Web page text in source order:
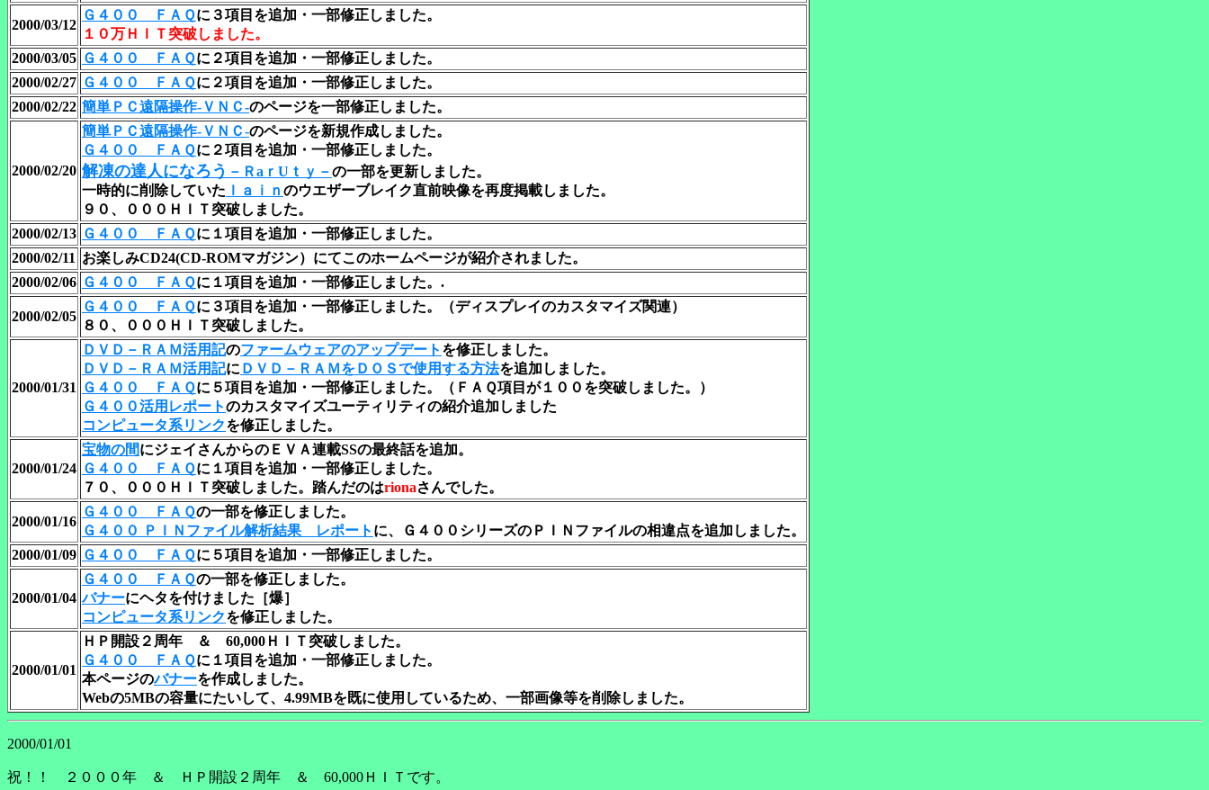
2000/03/12
Ｇ４００ ＦＡＱに３項目を追加・一部修正しました。
１０万ＨＩＴ突破しました。
2000/03/05 Ｇ４００ ＦＡＱに２項目を追加・一部修正しました。
2000/02/27 Ｇ４００ ＦＡＱに２項目を追加・一部修正しました。
2000/02/22 簡単ＰＣ遠隔操作-ＶＮＣ-のページを一部修正しました。
2000/02/20
簡単ＰＣ遠隔操作-ＶＮＣ-のページを新規作成しました。
Ｇ４００ ＦＡＱに２項目を追加・一部修正しました。
解凍の達人になろう －ＲaｒUｔｙ－の一部を更新しました。
一時的に削除していた ｌａｉｎ のウエザーブレイク直前映像を再度掲載しました。
９０、０００ＨＩＴ突破しました。
2000/02/13 Ｇ４００ ＦＡＱに１項目を追加・一部修正しました。
2000/02/11 お楽しみCD24(CD-ROMマガジン）にてこのホームページが紹介されました。
2000/02/06 Ｇ４００ ＦＡＱに１項目を追加・一部修正しました。.
2000/02/05
Ｇ４００ ＦＡＱに３項目を追加・一部修正しました。（ディスプレイのカスタマイズ関連）
８０、０００ＨＩＴ突破しました。
2000/01/31
ＤＶＤ－ＲＡＭ活用記のファームウェアのアップデート を修正しました。
ＤＶＤ－ＲＡＭ活用記に ＤＶＤ－ＲＡＭをＤＯＳで使用する方法を追加しました。
Ｇ４００ ＦＡＱに５項目を追加・一部修正しました。（ＦＡＱ項目が１００を突破しました。）
Ｇ４００活用レポートのカスタマイズユーティリティの紹介追加しました
コンピュータ系リンクを修正しました。
2000/01/24
宝物の間にジェイさんからのＥＶＡ連載SSの最終話を追加。
Ｇ４００ ＦＡＱに１項目を追加・一部修正しました。
７０、０００ＨＩＴ突破しました。 踏んだのはrionaさんでした。
2000/01/16
Ｇ４００ ＦＡＱの一部を修正しました。
Ｇ４００ ＰＩＮファイル解析結果 レポート に、
Ｇ４００シリーズのＰＩＮファイルの相違点を追加しました。
2000/01/09 Ｇ４００ ＦＡＱに５項目を追加・一部修正しました。
2000/01/04
Ｇ４００ ＦＡＱの一部を修正しました。
バナーにヘタを付けました［爆］
コンピュータ系リンクを修正しました。
2000/01/01
ＨＰ開設２周年 ＆ 60,000ＨＩＴ突破しました。
Ｇ４００ ＦＡＱに１項目を追加・一部修正しました。
本ページのバナーを作成しました。
Webの5MBの容量にたいして、4.99MBを既に使用しているため、一部画像等を削除しました。
2000/01/01
祝！！ ２０００年 ＆ ＨＰ開設２周年 ＆ 60,000ＨＩＴです。